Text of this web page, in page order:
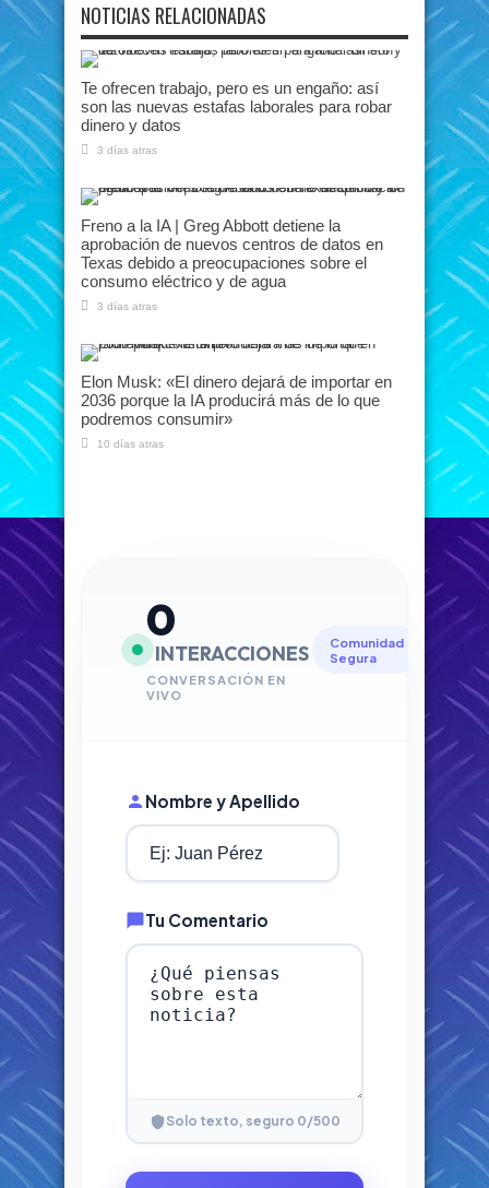
NOTICIAS RELACIONADAS
Te ofrecen trabajo, pero es un engaño: así
son las nuevas estafas laborales para robar
dinero y datos
3 días atras
Freno a la IA | Greg Abbott detiene la
aprobación de nuevos centros de datos en
Texas debido a preocupaciones sobre el
consumo eléctrico y de agua
3 días atras
Elon Musk: «El dinero dejará de importar en
2036 porque la IA producirá más de lo que
podremos consumir»
10 días atras
0
INTERACCIONES
CONVERSACIÓN EN
VIVO
Comunidad
Segura
Nombre y Apellido
Tu Comentario
Solo texto, seguro 0/500